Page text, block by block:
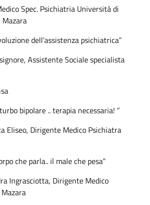
Spec. Psichiatria Università di
Mazara
dell’assistenza psichiatrica”
Assistente Sociale specialista
bipolare .. terapia necessaria! ”
Eliseo, Dirigente Medico Psichiatra
che parla.. il male che pesa”
Ingrasciotta, Dirigente Medico